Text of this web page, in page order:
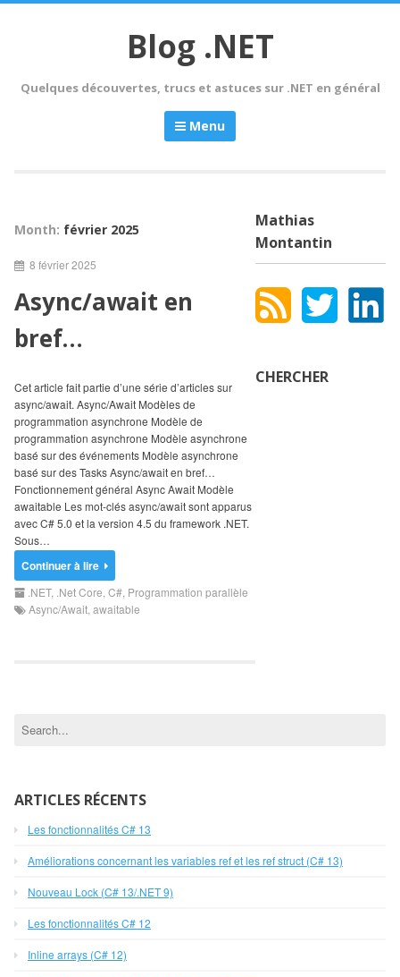
Blog .NET
Quelques découvertes, trucs et astuces sur .NET en général
Menu
Month: février 2025
8 février 2025
Async/await en
bref…
Cet article fait partie d’une série d’articles sur
async/await. Async/Await Modèles de
programmation asynchrone Modèle de
programmation asynchrone Modèle asynchrone
basé sur des événements Modèle asynchrone
basé sur des Tasks Async/await en bref…
Fonctionnement général Async Await Modèle
awaitable Les mot-clés async/await sont apparus
avec C# 5.0 et la version 4.5 du framework .NET.
Sous…
Continuer à lire
.NET, .Net Core C# Programmation parallèle
Async/Await awaitable
Mathias
Montantin
CHERCHER
ARTICLES RÉCENTS
Les fonctionnalités C# 13
Améliorations concernant les variables ref et les ref struct (C# 13)
Nouveau Lock (C# 13/.NET 9)
Les fonctionnalités C# 12
Inline arrays (C# 12)